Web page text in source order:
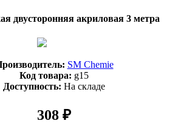
двусторонняя акриловая 3 метра
SM Chemie
Код товара: g15
Доступность: На складе
308 ₽